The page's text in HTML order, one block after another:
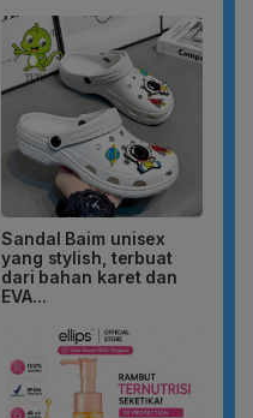
Sandal Baim unisex
yang stylish, terbuat
dari bahan karet dan
EVA...